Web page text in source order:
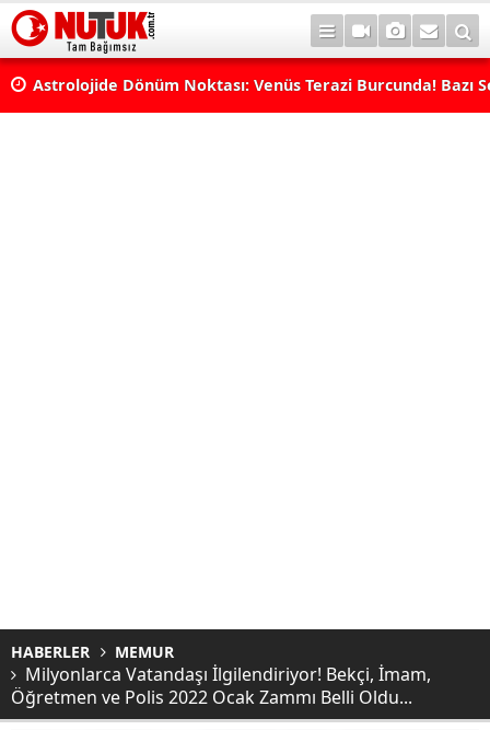
Astrolojide Dönüm Noktası: Venüs Terazi Burcunda! Bazı
HABERLER MEMUR
Milyonlarca Vatandaşı İlgilendiriyor! Bekçi, İmam,
Öğretmen ve Polis 2022 Ocak Zammı Belli Oldu...